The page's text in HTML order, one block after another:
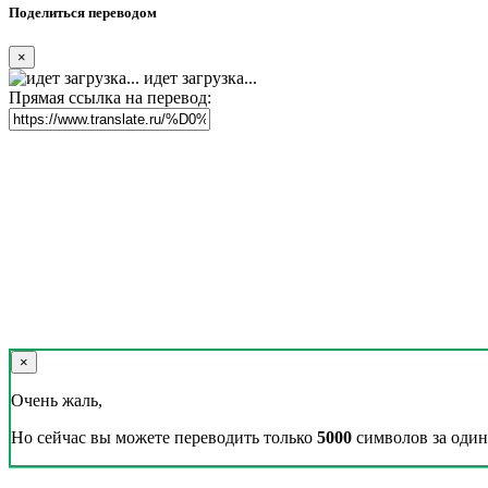
Поделиться переводом
×
идет загрузка...
Прямая ссылка на перевод:
×
Очень жаль,
Но сейчас вы можете переводить только 5000 символов за